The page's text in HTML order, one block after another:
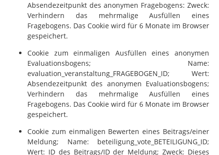
Absendezeitpunkt des anonymen Fragebogens: Zweck:
Verhindern das mehrmalige Ausfüllen eines
Fragebogens. Das Cookie wird für 6 Monate im Browser
gespeichert.
Cookie zum einmaligen Ausfüllen eines anonymen
Evaluationsbogens; Name:
evaluation_veranstaltung_FRAGEBOGEN_ID; Wert:
Absendezeitpunkt des anonymen Evaluationsbogens;
Verhindern das mehrmalige Ausfüllen eines
Fragebogens. Das Cookie wird für 6 Monate im Browser
gespeichert.
Cookie zum einmaligen Bewerten eines Beitrags/einer
Meldung; Name: beteiligung_vote_BETEILIGUNG_ID;
Wert: ID des Beitrags/ID der Meldung; Zweck: Dieses